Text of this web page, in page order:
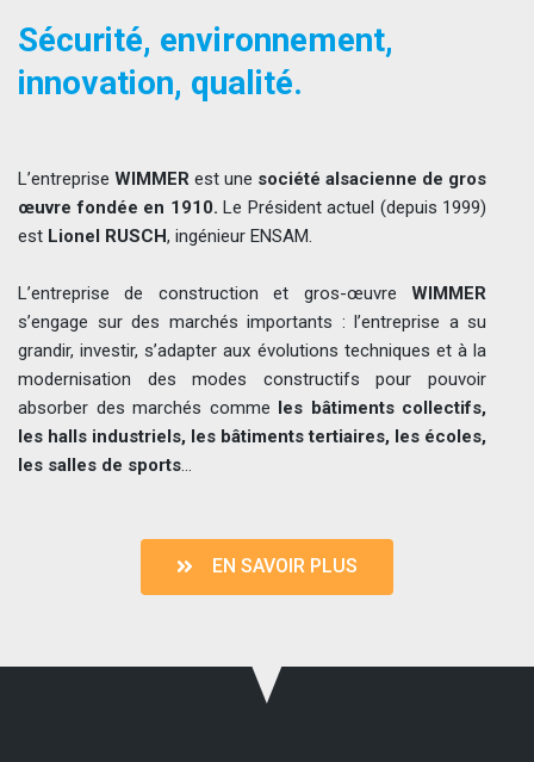
Sécurité, environnement,
innovation, qualité.
L’entreprise WIMMER est une société alsacienne de gros
œuvre fondée en 1910. Le Président actuel (depuis 1999)
est Lionel RUSCH, ingénieur ENSAM.
L’entreprise de construction et gros-œuvre WIMMER
s’engage sur des marchés importants : l’entreprise a su
grandir, investir, s’adapter aux évolutions techniques et à la
modernisation des modes constructifs pour pouvoir
absorber des marchés comme les bâtiments collectifs,
les halls industriels, les bâtiments tertiaires, les écoles,
les salles de sports…
EN SAVOIR PLUS